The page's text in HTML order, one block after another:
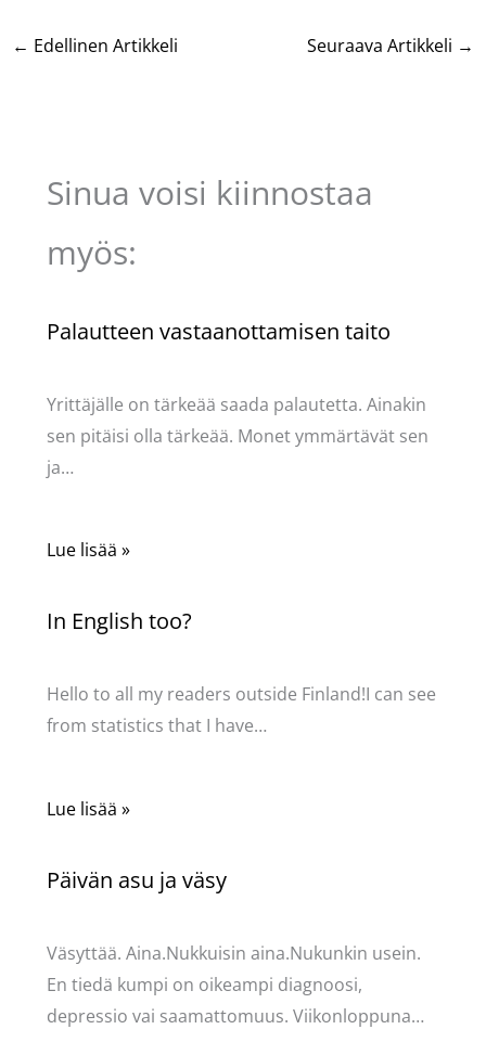
← Edellinen Artikkeli Seuraava Artikkeli →
Sinua voisi kiinnostaa
myös:
Palautteen vastaanottamisen taito
Yrittäjälle on tärkeää saada palautetta. Ainakin
sen pitäisi olla tärkeää. Monet ymmärtävät sen
ja…
Lue lisää »
In English too?
Hello to all my readers outside Finland!I can see
from statistics that I have…
Lue lisää »
Päivän asu ja väsy
Väsyttää. Aina.Nukkuisin aina.Nukunkin usein.
En tiedä kumpi on oikeampi diagnoosi,
depressio vai saamattomuus. Viikonloppuna…